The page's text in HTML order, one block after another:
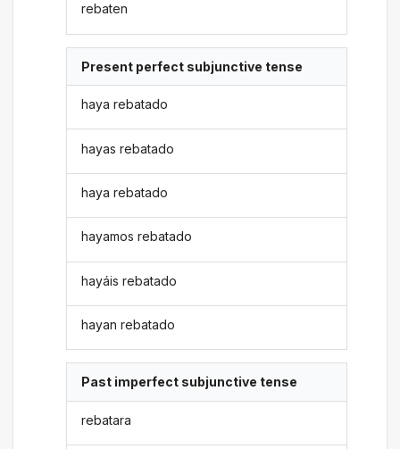
rebaten
Present perfect subjunctive tense
haya rebatado
hayas rebatado
haya rebatado
hayamos rebatado
hayáis rebatado
hayan rebatado
Past imperfect subjunctive tense
rebatara